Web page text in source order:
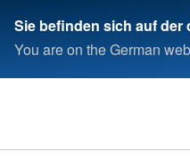
Sie befinden sich auf der
You are on the German